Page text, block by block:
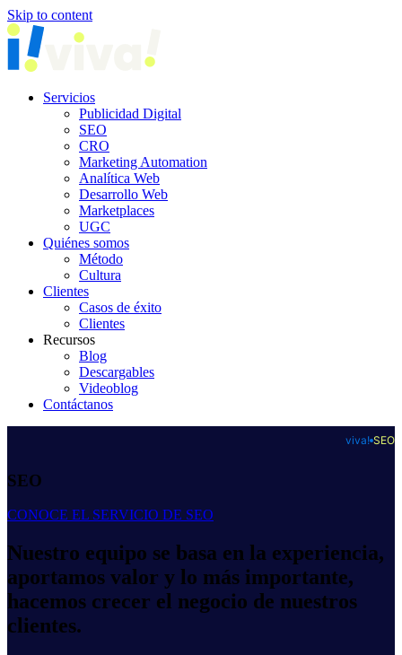
Skip to content
Servicios
Publicidad Digital
SEO
CRO
Marketing Automation
Analítica Web
Desarrollo Web
Marketplaces
UGC
Quiénes somos
Método
Cultura
Clientes
Casos de éxito
Clientes
Recursos
Blog
Descargables
Videoblog
Contáctanos
viva! SEO
SEO
CONOCE EL SERVICIO DE SEO
Nuestro equipo se basa en la experiencia,
aportamos valor y lo más importante,
hacemos crecer el negocio de nuestros
clientes.